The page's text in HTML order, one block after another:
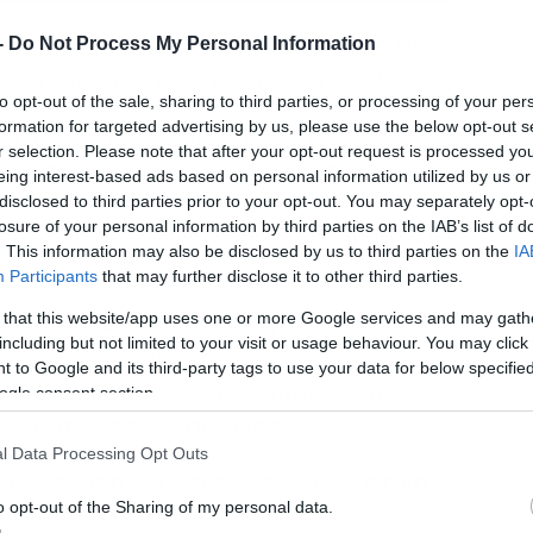
Do Not Process My Personal Information
opt-out of the sale, sharing to third parties, or processing of your
for targeted advertising by us, please use the below opt-out
selection. Please note that after your opt-out request is processed
interest-based ads based on personal information utilized by us
to third parties prior to your opt-out. You may separately
of your personal information by third parties on the IAB’s list of
This information may also be disclosed by us to third parties on the
Participants that may further disclose it to other third parties.
that this website/app uses one or more Google services and may
but not limited to your visit or usage behaviour. You may
to Google and its third-party tags to use your data for below
consent section.
Data Processing Opt Outs
opt-out of the Sharing of my personal data.
χθες 31/7 στην Κρήτη και συγκεκριμένα
και Χανιά μαζί με τον Αντώνη Ρέμο.
να συμβάλλουν με τον τρόπο τους στη
και Προσωρινής Φιλοξενίας
Γυναίκα και το Παιδί» που ίδρυσε και
Μελών Γυναικείων Σωματείων
μοιράστηκε ένα στιγμιότυπο από το
πριν επιβιβαστεί στο αεροπλάνο για
φώναξε τον Αντώνη Ρέμο,
ο Βασίλης Μπισμπίκης!
η αγάπη μου» είπε η τραγουδίστρια.